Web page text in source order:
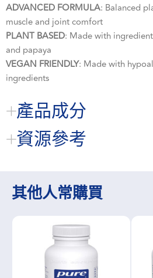
ADVANCED FORMULA: Balanced
muscle and joint comfort
PLANT BASED: Made with
and papaya
VEGAN FRIENDLY: Made with
ingredients
產品成分
資源參考
其他人常購買